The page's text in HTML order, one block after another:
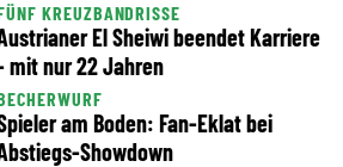
KREUZBANDRISSE
El Sheiwi beendet Karriere
mit nur 22 Jahren
am Boden: Fan-Eklat bei
Showdown